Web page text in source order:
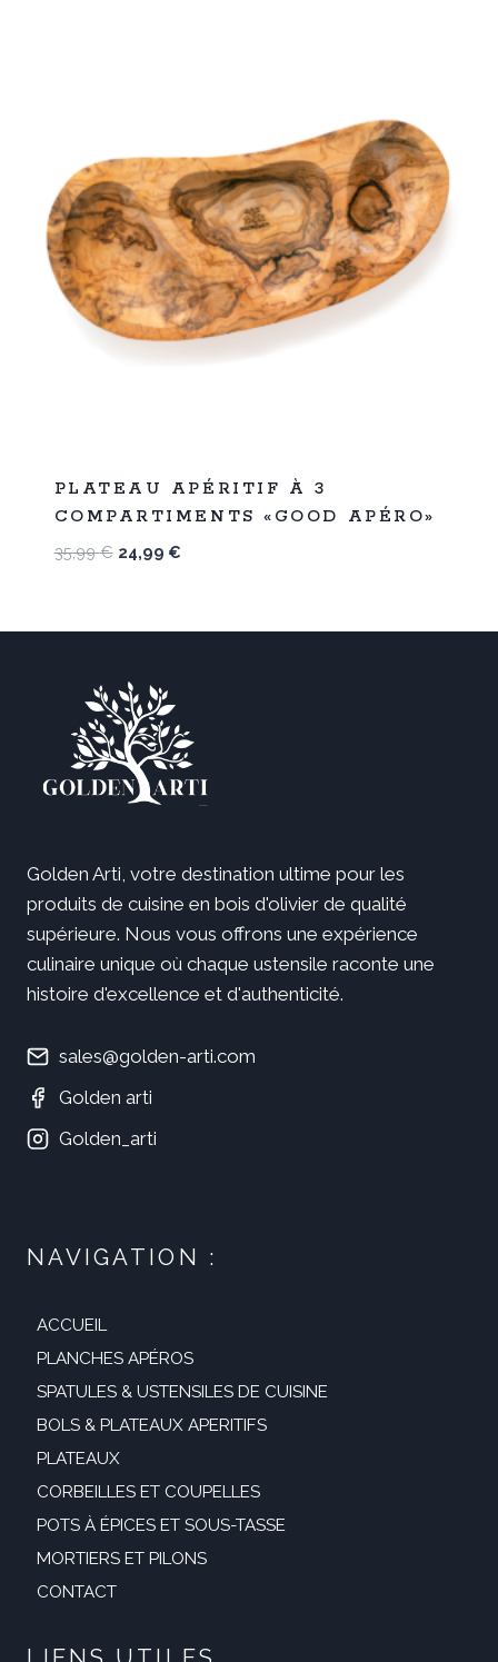
-
31
PLATEAU APÉRITIF À 3
COMPARTIMENTS «GOOD APÉRO»
35,99€ Le
était :
24,99 €Le
est :
Golden Arti, votre destination ultime pour les
produits de cuisine en bois d'olivier de qualité
supérieure. Nous vous offrons une expérience
culinaire unique où chaque ustensile raconte une
histoire d'excellence et d'authenticité.
sales@golden-arti.com
Golden arti
Golden_arti
NAVIGATION :
ACCUEIL
PLANCHES APÉROS
SPATULES & USTENSILES DE CUISINE
BOLS & PLATEAUX APERITIFS
PLATEAUX
CORBEILLES ET COUPELLES
POTS À ÉPICES ET SOUS-TASSE
MORTIERS ET PILONS
CONTACT